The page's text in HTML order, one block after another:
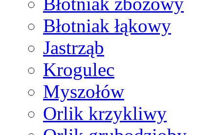
Błotniak łąkowy
Jastrząb
Krogulec
Myszołów
Orlik krzykliwy